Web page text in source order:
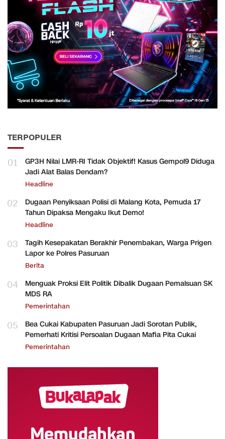
TERPOPULER
01
GP3H Nilai LMR-RI Tidak Objektif! Kasus Gempol9 Diduga
Jadi Alat Balas Dendam?
Headline
02
Dugaan Penyiksaan Polisi di Malang Kota, Pemuda 17
Tahun Dipaksa Mengaku Ikut Demo!
Headline
03
Tagih Kesepakatan Berakhir Penembakan, Warga Prigen
Lapor ke Polres Pasuruan
Berita
04
Menguak Proksi Elit Politik Dibalik Dugaan Pemalsuan SK
MDS RA
Pemerintahan
05
Bea Cukai Kabupaten Pasuruan Jadi Sorotan Publik,
Pemerhati Kritisi Persoalan Dugaan Mafia Pita Cukai
Pemerintahan